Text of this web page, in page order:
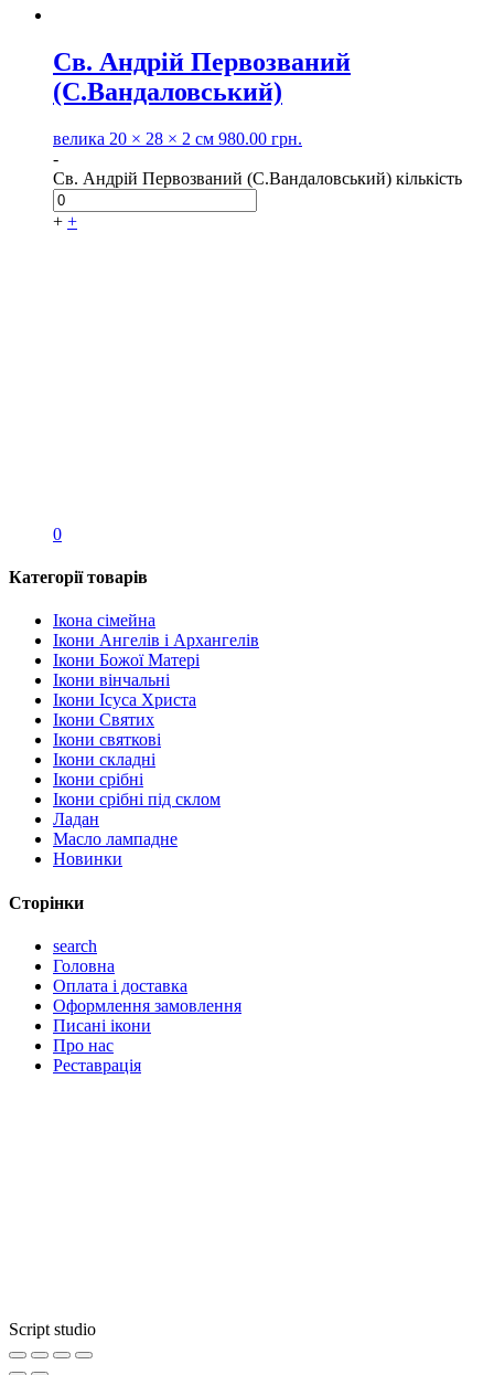
Св. Андрій Первозваний
(С.Вандаловський)
велика 20 × 28 × 2 см 980.00 грн.
-
Св. Андрій Первозваний (С.Вандаловський) кількість
+ +
0
Категорії товарів
Ікона сімейна
Ікони Ангелів і Архангелів
Ікони Божої Матері
Ікони вінчальні
Ікони Ісуса Христа
Ікони Святих
Ікони святкові
Ікони складні
Ікони срібні
Ікони срібні під склом
Ладан
Масло лампадне
Новинки
Сторінки
search
Головна
Оплата і доставка
Оформлення замовлення
Писані ікони
Про нас
Реставрація
Script studio